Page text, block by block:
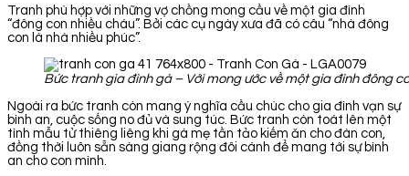
Tranh phù hợp với những vợ chồng mong cầu về một gia đình
“đông con nhiều cháu”. Bởi các cụ ngày xưa đã có câu “nhà đông
con là nhà nhiều phúc”.
Bức tranh gia đình gà – Với mong ước về một gia đình đông
Ngoài ra bức tranh còn mang ý nghĩa cầu chúc cho gia đình vạn sự
bình an, cuộc sống no đủ và sung túc. Bức tranh còn toát lên một
tình mẫu tử thiêng liêng khi gà mẹ tần tảo kiếm ăn cho đàn con,
đồng thời luôn sẵn sàng giang rộng đôi cánh để mang tới sự bình
an cho con mình.